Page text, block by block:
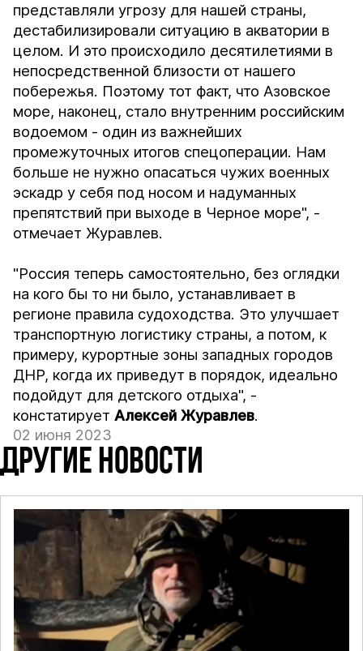
представляли угрозу для нашей страны,
дестабилизировали ситуацию в акватории в
целом. И это происходило десятилетиями в
непосредственной близости от нашего
побережья. Поэтому тот факт, что Азовское
море, наконец, стало внутренним российским
водоемом - один из важнейших
промежуточных итогов спецоперации. Нам
больше не нужно опасаться чужих военных
эскадр у себя под носом и надуманных
препятствий при выходе в Черное море", -
отмечает Журавлев.
"Россия теперь самостоятельно, без оглядки
на кого бы то ни было, устанавливает в
регионе правила судоходства. Это улучшает
транспортную логистику страны, а потом, к
примеру, курортные зоны западных городов
ДНР, когда их приведут в порядок, идеально
подойдут для детского отдыха", -
констатируетАлексей Журавлев.
02 июня 2023
ДРУГИЕ НОВОСТИ